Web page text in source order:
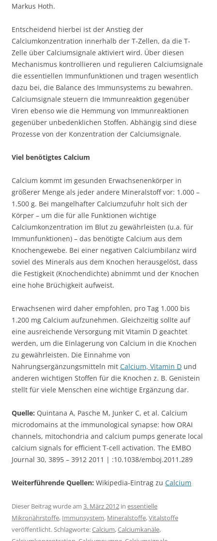
Markus Hoth.
Entscheidend hierbei ist der Anstieg der
Calciumkonzentration innerhalb der T-Zellen, da die T-
Zelle über Calciumsignale aktiviert wird. Über diesen
Mechanismus kontrollieren und regulieren Calciumsignale
die essentiellen Immunfunktionen und tragen wesentlich
dazu bei, die Balance des Immunsystems zu bewahren.
Calciumsignale steuern die Immunreaktion gegenüber
Viren ebenso wie die Hemmung von Immunreaktionen
gegenüber unbedenklichen Stoffen. Abhängig sind diese
Prozesse von der Konzentration der Calciumsignale.
Viel benötigtes Calcium
Calcium kommt im gesunden Erwachsenenkörper in
größerer Menge als jeder andere Mineralstoff vor: 1.000 –
1.500 g. Bei mangelhafter Calciumzufuhr holt sich der
Körper – um die für alle Funktionen wichtige
Calciumkonzentration im Blut zu gewährleisten (u.a. für
Immunfunktionen) – das benötigte Calcium aus dem
Knochengewebe. Bei einer negativen Calciumbilanz wird
soviel des Minerals aus dem Knochen herausgelöst, dass
die Festigkeit (Knochendichte) abnimmt und der Knochen
eine hohe Brüchigkeit aufweist.
Erwachsenen wird daher empfohlen, pro Tag 1.000 bis
1.200 mg Calcium aufzunehmen. Gleichzeitig sollte auf
eine ausreichende Versorgung mit Vitamin D geachtet
werden, um die Einlagerung von Calcium in die Knochen
zu gewährleisten. Die Einnahme von
Nahrungsergänzungsmitteln mit Calcium, Vitamin D und
anderen wichtigen Stoffen für die Knochen z. B. Genistein
stellt für viele Menschen eine wichtige Ergänzung dar.
Quelle: Quintana A, Pasche M, Junker C, et al. Calcium
microdomains at the immunological synapse: how ORAI
channels, mitochondria and calcium pumps generate local
calcium signals for efficient T-cell activation. The EMBO
Journal 30, 3895 – 3912 2011 | :10.1038/emboj.2011.289
Weiterführende Quellen: Wikipedia-Eintrag zu Calcium
Dieser Beitrag wurde am 3. März 2012 in essentielle
Mikronährstoffe, Immunsystem, Mineralstoffe,Vitalstoffe
veröffentlicht. Schlagworte:Calcium,Calciumkanäle,